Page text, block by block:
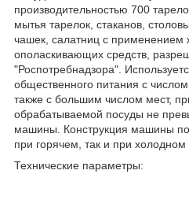
производительностью 700
мытья тарелок, стаканов,
чашек, салатниц с применением
ополаскивающих средств,
"Роспотребнадзора".
общественного питания с
также с большим числом мест,
обрабатываемой посуды не
машины. Конструкция машины
при горячем, так и при холодном
Технические параметры: